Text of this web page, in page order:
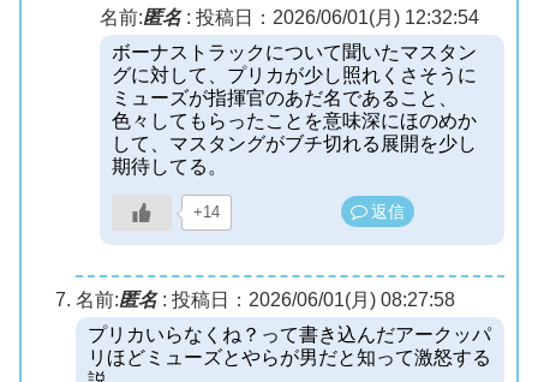
名前:匿名: 投稿日：2026/06/01(月) 12:32:54
ボーナストラックについて聞いたマスタン
グに対して、プリカが少し照れくさそうに
ミューズが指揮官のあだ名であること、
色々してもらったことを意味深にほのめか
して、マスタングがブチ切れる展開を少し
期待してる。
+14 返信
名前:匿名: 投稿日：2026/06/01(月) 08:27:58
プリカいらなくね？って書き込んだアークッパ
リほどミューズとやらが男だと知って激怒する